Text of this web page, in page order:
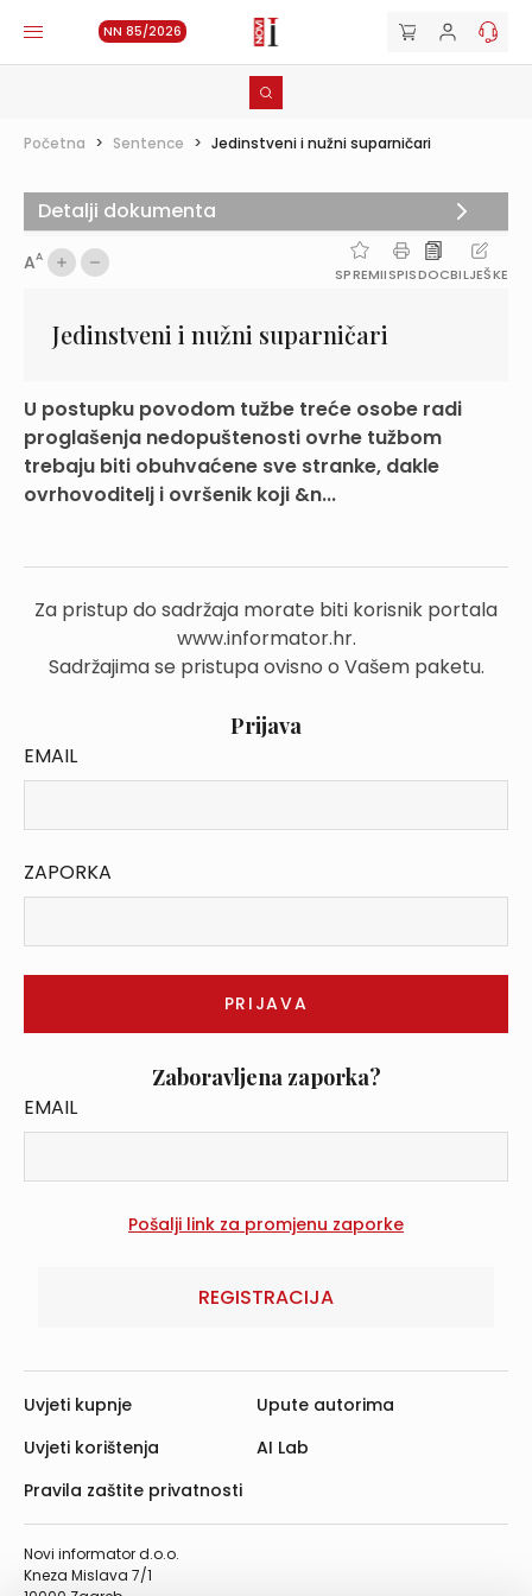
NN 85/2026
Početna > Sentence > Jedinstveni i nužni suparničari
AA
SPREMIISPISDOCBILJEŠKE
Jedinstveni i nužni suparničari
U postupku povodom tužbe treće osobe radi
proglašenja nedopuštenosti ovrhe tužbom
trebaju biti obuhvaćene sve stranke, dakle
ovrhovoditelj i ovršenik koji &n...
Za pristup do sadržaja morate biti korisnik portala
www.informator.hr.
Sadržajima se pristupa ovisno o Vašem paketu.
Prijava
EMAIL
ZAPORKA
Zaboravljena zaporka?
EMAIL
REGISTRACIJA
Detalji dokumenta
Novi informator d.o.o.
Kneza Mislava 7/1
Uvjeti kupnje
Uvjeti korištenja
Pravila zaštite privatnosti
Upute autorima
AI Lab